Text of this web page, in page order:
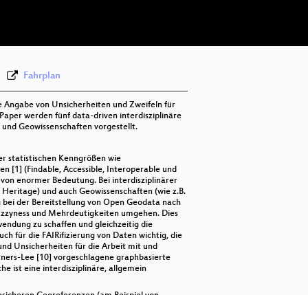
Fahrplan
Angabe von Unsicherheiten und Zweifeln für
werden fünf data-driven interdisziplinäre
Geowissenschaften vorgestellt.
statistischen Kenngrößen wie
[1] (Findable, Accessible, Interoperable und
enormer Bedeutung. Bei interdisziplinärer
und auch Geowissenschaften (wie z.B.
der Bereitstellung von Open Geodata nach
und Mehrdeutigkeiten umgehen. Dies
zu schaffen und gleichzeitig die
für die FAIRifizierung von Daten wichtig, die
Unsicherheiten für die Arbeit mit und
Lee [10] vorgeschlagene graphbasierte
ist eine interdisziplinäre, allgemein